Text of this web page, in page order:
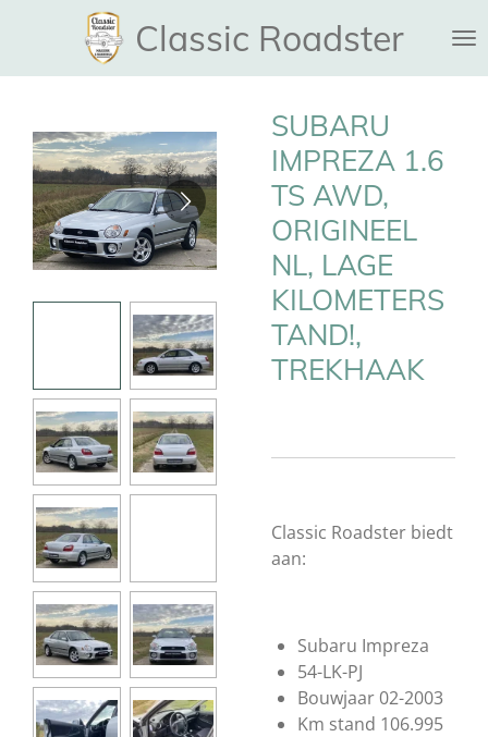
naar
Classic Roadster
SUBARU
IMPREZA 1.6
TS AWD,
ORIGINEEL
NL, LAGE
KILOMETERS
TAND!,
TREKHAAK
Classic Roadster biedt
aan:
Subaru Impreza
54-LK-PJ
Bouwjaar 02-2003
Km stand 106.995